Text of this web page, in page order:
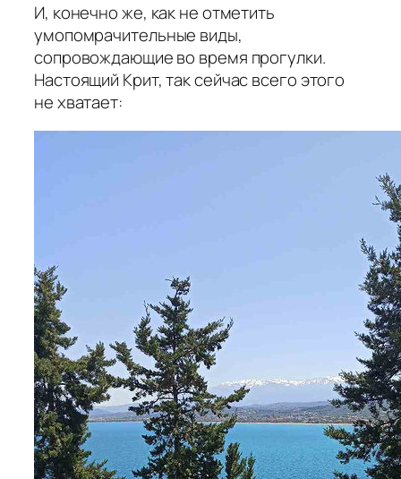
И, конечно же, как не отметить
умопомрачительные виды,
сопровождающие во время прогулки.
Настоящий Крит, так сейчас всего этого
не хватает: